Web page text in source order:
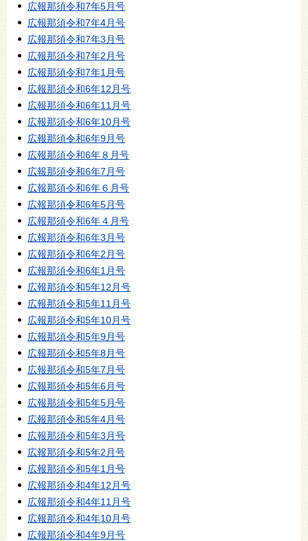
広報那須令和7年5月号
広報那須令和7年4月号
広報那須令和7年3月号
広報那須令和7年2月号
広報那須令和7年1月号
広報那須令和6年12月号
広報那須令和6年11月号
広報那須令和6年10月号
広報那須令和6年9月号
広報那須令和6年８月号
広報那須令和6年7月号
広報那須令和6年６月号
広報那須令和6年5月号
広報那須令和6年４月号
広報那須令和6年3月号
広報那須令和6年2月号
広報那須令和6年1月号
広報那須令和5年12月号
広報那須令和5年11月号
広報那須令和5年10月号
広報那須令和5年9月号
広報那須令和5年8月号
広報那須令和5年7月号
広報那須令和5年6月号
広報那須令和5年5月号
広報那須令和5年4月号
広報那須令和5年3月号
広報那須令和5年2月号
広報那須令和5年1月号
広報那須令和4年12月号
広報那須令和4年11月号
広報那須令和4年10月号
広報那須令和4年9月号